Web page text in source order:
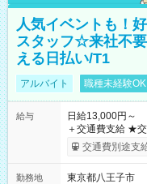
人気イベントも！
スタッフ☆来社不
える日払い/T1
アルバイト 職種未経験OK
給与
日給13,000円～
＋交通費支給 ★交通費全額支給！ ┗案件により規定あり ★日払
いOK！（規定あ
ンビニATMから 日払
交通費別途支
勤務地
東京都八王子市